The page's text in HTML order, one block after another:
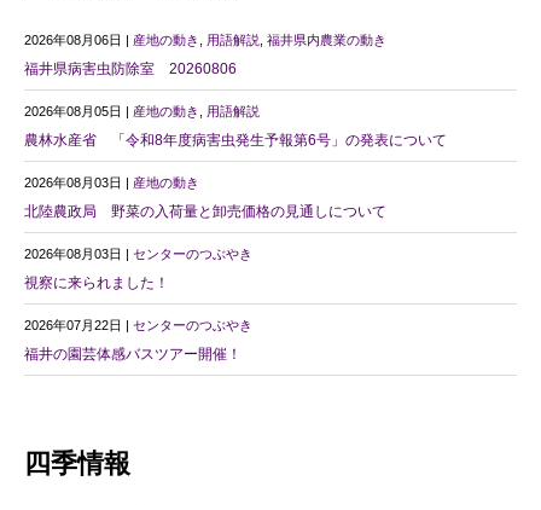
2026年08月06日 | 産地の動き 用語解説 福井県内農業の動き
福井県病害虫防除室 20260806
2026年08月05日 | 産地の動き 用語解説
農林水産省 「令和8年度病害虫発生予報第6号」の発表について
2026年08月03日 | 産地の動き
北陸農政局 野菜の入荷量と卸売価格の見通しについて
2026年08月03日 | センターのつぶやき
視察に来られました！
2026年07月22日 | センターのつぶやき
福井の園芸体感バスツアー開催！
四季情報